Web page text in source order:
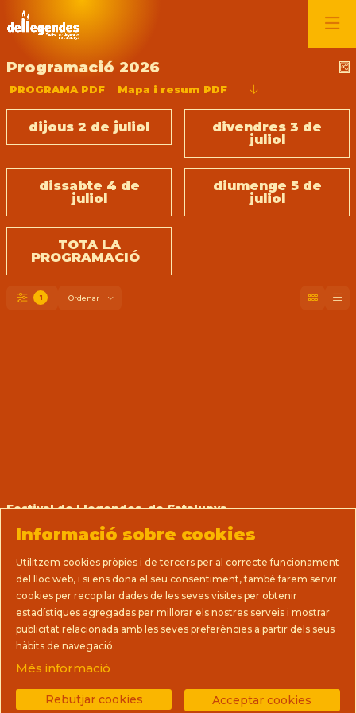
Programació 2026
PROGRAMA PDF Mapa i resum PDF
dijous 2 de juliol
divendres 3 de
juliol
dissabte 4 de
juliol
diumenge 5 de
juliol
TOTA LA
PROGRAMACIÓ
Filtrar
1 Ordenar
Festival de Llegendes de Catalunya
Prats, 14 (La Casa del Teatre Nu)
08712 Sant Martí de Tous (Barcelona)
T 93 805 08 63
direccio@llegendes.cat
Sitemap Avís Legal Ús de Cookies
Política de privacitat
Premsa Contactar
Termes i condicions de venda
Informació sobre cookies
Utilitzem cookies pròpies i de tercers per al correcte funcionament
del lloc web, i si ens dona el seu consentiment, també farem servir
cookies per recopilar dades de les seves visites per obtenir
estadístiques agregades per millorar els nostres serveis i mostrar
publicitat relacionada amb les seves preferències a partir dels seus
hàbits de navegació.
Més informació
Acceptar cookies
Rebutjar cookies